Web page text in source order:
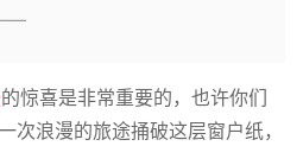
的惊喜是非常重要的，也许你们
次浪漫的旅途捅破这层窗户纸，